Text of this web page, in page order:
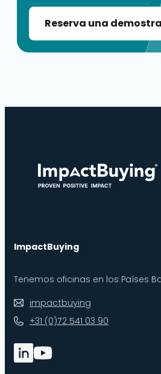
Reserva una
ImpactBuying
Tenemos oficinas en los Países
impactbuying
+31 (0)72 541 03 90